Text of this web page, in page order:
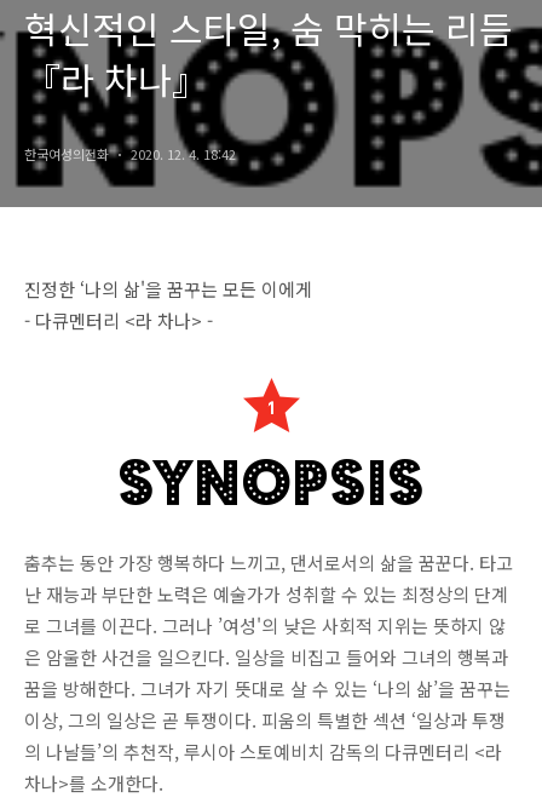
혁신적인 스타일, 숨 막히는 리듬
『라 차나』
한국여성의전화 2020. 12. 4. 18:42
진정한 ‘나의 삶'을 꿈꾸는 모든 이에게
- 다큐멘터리 <라 차나> -
춤추는 동안 가장 행복하다 느끼고, 댄서로서의 삶을 꿈꾼다. 타고
난 재능과 부단한 노력은 예술가가 성취할 수 있는 최정상의 단계
로 그녀를 이끈다. 그러나 ’여성'의 낮은 사회적 지위는 뜻하지 않
은 암울한 사건을 일으킨다. 일상을 비집고 들어와 그녀의 행복과
꿈을 방해한다. 그녀가 자기 뜻대로 살 수 있는 ‘나의 삶’을 꿈꾸는
이상, 그의 일상은 곧 투쟁이다. 피움의 특별한 섹션 ‘일상과 투쟁
의 나날들’의 추천작, 루시아 스토예비치 감독의 다큐멘터리 <라
차나>를 소개한다.